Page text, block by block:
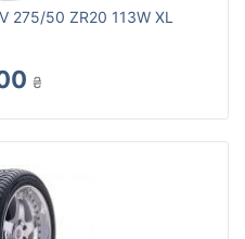
275/50 ZR20 113W XL
₴